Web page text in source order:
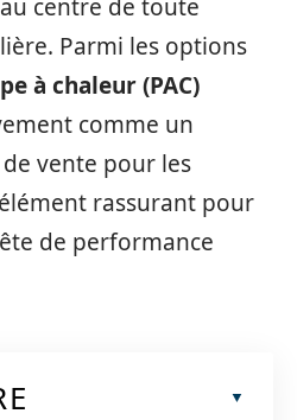
centre de toute
Parmi les options
à chaleur (PAC)
comme un
vente pour les
rassurant pour
de performance